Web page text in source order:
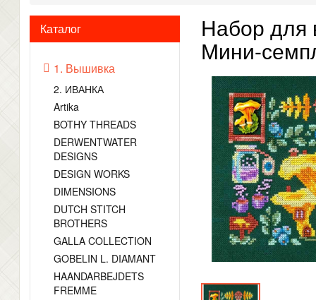
Каталог
1. Вышивка
2. ИВАНКА
Artika
BOTHY THREADS
DERWENTWATER
DESIGNS
DESIGN WORKS
DIMENSIONS
DUTCH STITCH
BROTHERS
GALLA COLLECTION
GOBELIN L. DIAMANT
HAANDARBEJDETS
FREMME
Набор
Мини-